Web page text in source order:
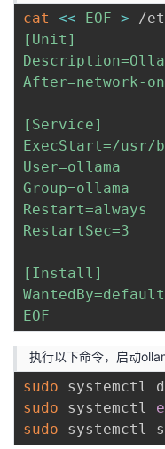
cat << EOF > /
[Unit]
After=network-
[Service]
ExecStart=/usr/
User=ollama
Group=ollama
Restart=always
RestartSec=3
[Install]
EOF
执行以下命令，启动
sudo
sudo systemctl
sudo